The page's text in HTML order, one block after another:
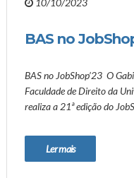
10/10/2023
BAS no
BAS no JobShop’23 O
Faculdade de Direito da
realiza a 21ª edição do
Ler mais